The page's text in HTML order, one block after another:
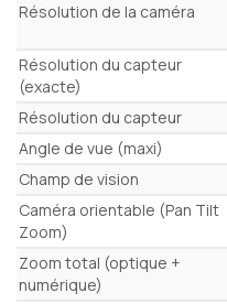
Résolution de la caméra
Résolution du capteur
(exacte)
Résolution du capteur
Angle de vue (maxi)
Champ de vision
Caméra orientable (Pan Tilt
Zoom)
Zoom total (optique +
numérique)